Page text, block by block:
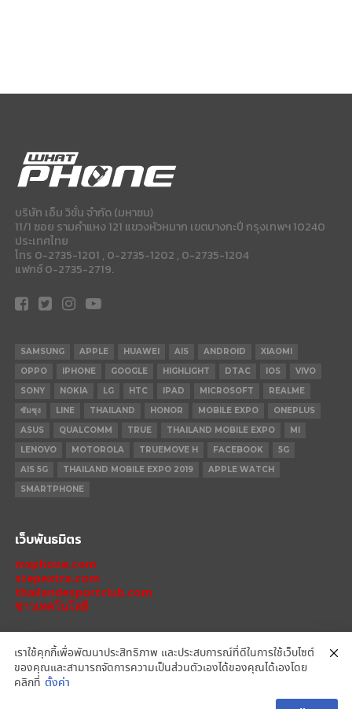
บริษัท เอ็ม วิชั่น จำกัด (มหาชน)
11/1 ซอย รามคำแหง 121 แขวงหัวหมาก เขตบางกะปี กรุงเทพฯ 10240
ประเทศไทย
โทร 0-2735-1201 , 0-2735-1202 , 0-2735-1204
แฟกซ์ 0-2735-2719.
SAMSUNG APPLE HUAWEI AIS ANDROID
XIAOMI
OPPO
IPHONE GOOGLE HIGHLIGHT DTAC IOS
VIVO
SONY
NOKIA LG HTC IPAD MICROSOFT
REALME
ซัมซุง
LINE THAILAND HONOR MOBILE EXPO
ONEPLUS
ASUS
QUALCOMM TRUE THAILAND MOBILE EXPO
MI
LENOVO
MOTOROLA TRUEMOVE H FACEBOOK
5G
AIS 5G
THAILAND MOBILE EXPO 2019
APPLE WATCH
SMARTPHONE
เว็บพันธมิตร
mxphone.com
stepextra.com
thailandesportclub.com
ข่าวเทคโนโลยี
IPHONE 14 PRO
เราใช้คุกกี้เพื่อพัฒนาประสิทธิภาพ และประสบการณ์ที่ดีในการใช้เว็บไซต์
ของคุณและสามารถจัดการความเป็นส่วนตัวเองได้ของคุณได้เองโดย
คลิกที่ ตั้งค่า